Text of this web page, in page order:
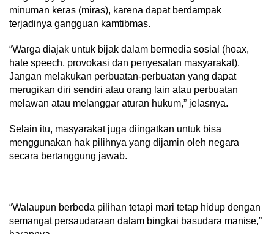
minuman keras (miras), karena dapat berdampak
terjadinya gangguan kamtibmas.
“Warga diajak untuk bijak dalam bermedia sosial (hoax,
hate speech, provokasi dan penyesatan masyarakat).
Jangan melakukan perbuatan-perbuatan yang dapat
merugikan diri sendiri atau orang lain atau perbuatan
melawan atau melanggar aturan hukum,” jelasnya.
Selain itu, masyarakat juga diingatkan untuk bisa
menggunakan hak pilihnya yang dijamin oleh negara
secara bertanggung jawab.
“Walaupun berbeda pilihan tetapi mari tetap hidup dengan
semangat persaudaraan dalam bingkai basudara manise,”